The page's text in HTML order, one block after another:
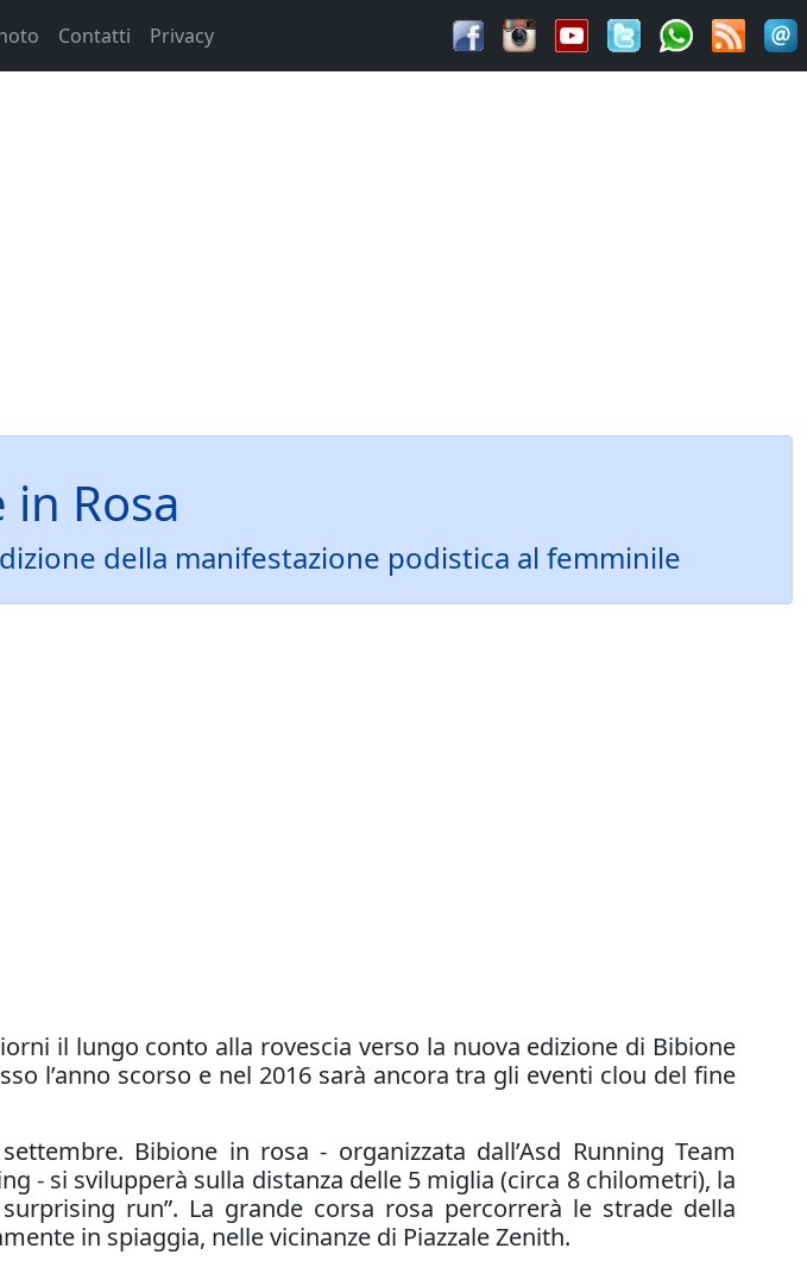
Contatti Privacy
Rosa
della manifestazione podistica al femminile
il lungo conto alla rovescia verso la nuova edizione di Bibione
l’anno scorso e nel 2016 sarà ancora tra gli eventi clou del fine
Bibione in rosa - organizzata dall’Asd Running Team
- si svilupperà sulla distanza delle 5 miglia (circa 8 chilometri), la
run”. La grande corsa rosa percorrerà le strade della
in spiaggia, nelle vicinanze di Piazzale Zenith.